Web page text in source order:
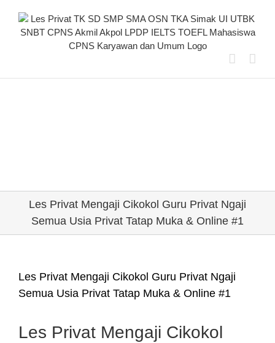
content
Les Privat Mengaji Cikokol Guru Privat Ngaji
Semua Usia Privat Tatap Muka & Online #1
Les Privat Mengaji Cikokol Guru Privat Ngaji
Semua Usia Privat Tatap Muka & Online #1
Les Privat Mengaji Cikokol